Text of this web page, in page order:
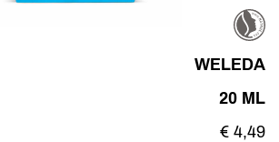
WELEDA
20 ML
€ 4,49